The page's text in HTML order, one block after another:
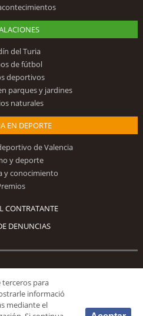
del Turia
de fútbol
deportivos
parques y jardines
naturales
EN DEPORTE
de Valencia
y deporte
y conocimiento
CONTRATANTE
DENUNCIAS
Síguenos
terceros para
informació
mediante el